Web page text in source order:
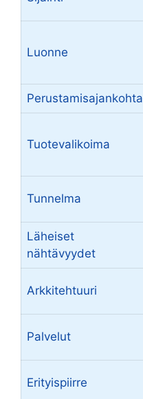
Luonne
Perustamisajankohta
Tuotevalikoima
Tunnelma
Läheiset
nähtävyydet
Arkkitehtuuri
Palvelut
Erityispiirre